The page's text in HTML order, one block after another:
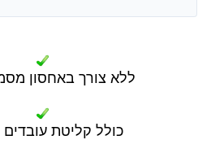
ללא צורך באחסון
כולל קליטת